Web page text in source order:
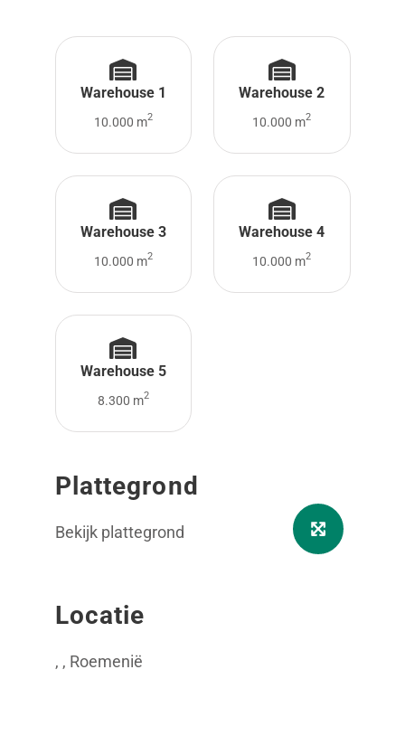
Warehouse 1
10.000 m2
Warehouse 2
10.000 m2
Warehouse 3
10.000 m2
Warehouse 4
10.000 m2
Warehouse 5
8.300 m2
Plattegrond
Bekijk plattegrond
Locatie
, , Roemenië